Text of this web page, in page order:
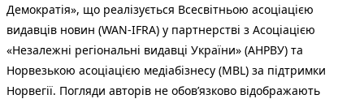
Демократія», що реалізується Всесвітньою асоціацією
видавців новин (WAN-IFRA) у партнерстві з Асоціацією
«Незалежні регіональні видавці України» (АНРВУ) та
Норвезькою асоціацією медіабізнесу (MBL) за підтримки
Норвегії. Погляди авторів не обов’язково відображають